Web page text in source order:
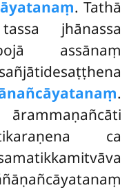
. Tathā
jhānassa
assānaṃ
.
ca